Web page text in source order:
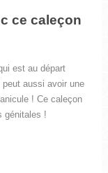
ce caleçon
est au départ
aussi avoir une
! Ce caleçon
génitales !